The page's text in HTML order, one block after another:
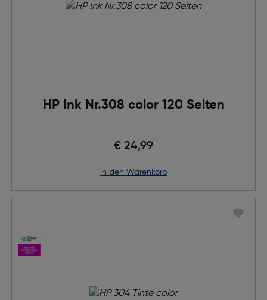
HP Ink Nr.308 color 120 Seiten
€ 24,99
in den Warenkorb